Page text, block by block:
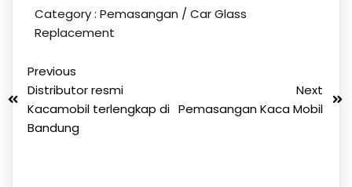
Category : Pemasangan / Car Glass
Replacement
Previous
Distributor resmi
Kacamobil terlengkap di
Bandung
Next
Pemasangan Kaca Mobil